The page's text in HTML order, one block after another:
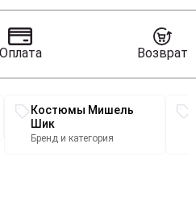
и декоративными
и застроченными
который подходит к любому
Оплата Возврат
Костюмы Мишель
Шик
Бренд и категория